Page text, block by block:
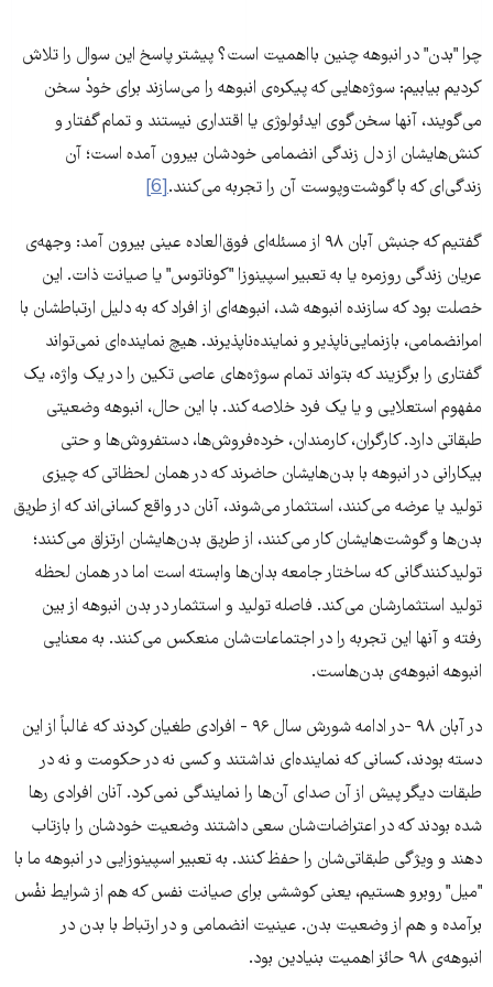
چرا "بدن" در انبوهه چنین بااهمیت است؟ پیشتر پاسخ این سوال را تلاش
کردیم بیابیم: سوژه‌هایی که پیکره‌ی انبوهه را می‌سازند برای خودْ سخن
می‌گویند، آنها سخن‌گوی ایدئولوژی یا اقتداری نیستند و تمام گفتار و
کنش‌هایشان از دل زندگی انضمامی خودشان بیرون آمده است؛ آن
زندگی‌ای که با گوشت‌وپوست آن را تجربه می‌کنند.[6]
گفتیم که جنبش آبان ۹۸ از مسئله‌ای فوق‌العاده عینی بیرون آمد: وجهه‌ی
عریان زندگی روزمره یا به تعبیر اسپینوزا "کوناتوس" یا صیانت ذات. این
خصلت بود که سازنده انبوهه شد، انبوهه‌ای از افراد که به دلیل ارتباطشان با
امرانضمامی، بازنمایی‌ناپذیر و نماینده‌ناپذیرند. هیچ نماینده‌ای نمی‌تواند
گفتاری را برگزیند که بتواند تمام سوژه‌های عاصی تکین را در یک واژه، یک
مفهوم استعلایی و یا یک فرد خلاصه کند. با این حال، انبوهه وضعیتی
طبقاتی دارد. کارگران، کارمندان، خرده‌فروش‌ها، دستفروش‌ها و حتی
بیکارانی در انبوهه با بدن‌هایشان حاضرند که در همان لحظاتی که چیزی
تولید یا عرضه می‌کنند، استثمار می‌شوند، آنان در واقع کسانی‌اند که از طریق
بدن‌ها و گوشت‌هایشان کار می‌کنند، از طریق بدن‌هایشان ارتزاق می‌کنند؛
تولیدکنندگانی که ساختار جامعه بدان‌ها وابسته است اما در همان لحظه
تولید استثمارشان می‌کند. فاصله تولید و استثمار در بدن انبوهه از بین
رفته و آنها این تجربه را در اجتماعات‌شان منعکس می‌کنند. به معنایی
انبوهه انبوهه‌ی بدن‌هاست.
در آبان ۹۸ -در ادامه شورش سال ۹۶ - افرادی طغیان کردند که غالباً از این
دسته ‌بودند، کسانی که نماینده‌ای نداشتند و کسی نه در حکومت و نه در
طبقات دیگر پیش از آن صدای آن‌ها را نمایندگی نمی‌کرد. آنان افرادی رها
شده بودند که در اعتراضات‌شان سعی داشتند وضعیت خودشان را بازتاب
دهند و ویژگی طبقاتی‌شان را حفظ کنند. به تعبیر اسپینوزایی در انبوهه ما با
"میل" روبرو هستیم، یعنی کوششی برای صیانت نفس که هم از شرایط نفْس
برآمده و هم از وضعیت بدن. عینیت انضمامی و در ارتباط با بدن در
انبوهه‌ی ٩٨ حائز اهمیت بنیادین بود.